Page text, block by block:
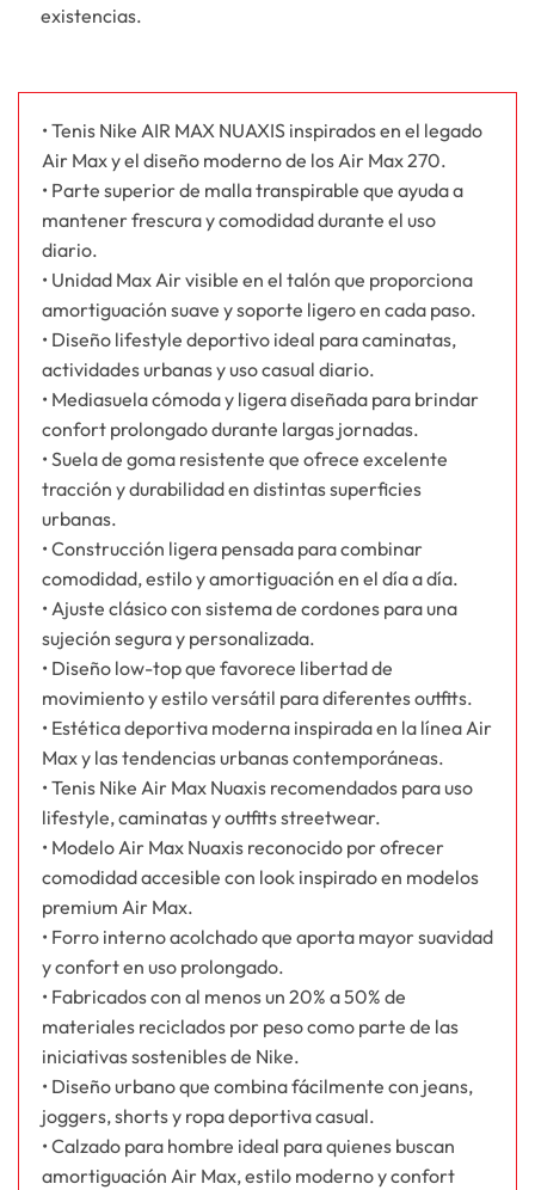
existencias.
• Tenis Nike AIR MAX NUAXIS inspirados en el legado
Air Max y el diseño moderno de los Air Max 270.
• Parte superior de malla transpirable que ayuda a
mantener frescura y comodidad durante el uso
diario.
• Unidad Max Air visible en el talón que proporciona
amortiguación suave y soporte ligero en cada paso.
• Diseño lifestyle deportivo ideal para caminatas,
actividades urbanas y uso casual diario.
• Mediasuela cómoda y ligera diseñada para brindar
confort prolongado durante largas jornadas.
• Suela de goma resistente que ofrece excelente
tracción y durabilidad en distintas superficies
urbanas.
• Construcción ligera pensada para combinar
comodidad, estilo y amortiguación en el día a día.
• Ajuste clásico con sistema de cordones para una
sujeción segura y personalizada.
• Diseño low-top que favorece libertad de
movimiento y estilo versátil para diferentes outfits.
• Estética deportiva moderna inspirada en la línea Air
Max y las tendencias urbanas contemporáneas.
• Tenis Nike Air Max Nuaxis recomendados para uso
lifestyle, caminatas y outfits streetwear.
• Modelo Air Max Nuaxis reconocido por ofrecer
comodidad accesible con look inspirado en modelos
premium Air Max.
• Forro interno acolchado que aporta mayor suavidad
y confort en uso prolongado.
• Fabricados con al menos un 20% a 50% de
materiales reciclados por peso como parte de las
iniciativas sostenibles de Nike.
• Diseño urbano que combina fácilmente con jeans,
joggers, shorts y ropa deportiva casual.
• Calzado para hombre ideal para quienes buscan
amortiguación Air Max, estilo moderno y confort